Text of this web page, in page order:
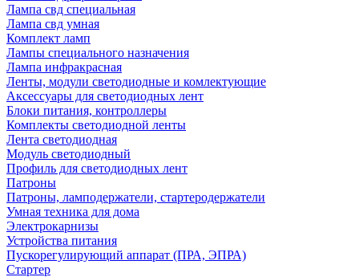
Лампа свд специальная
Лампа свд умная
Комплект ламп
Лампы специального назначения
Лампа инфракрасная
Ленты, модули светодиодные и комлектующие
Аксессуары для светодиодных лент
Блоки питания, контроллеры
Комплекты светодиодной ленты
Лента светодиодная
Модуль светодиодный
Профиль для светодиодных лент
Патроны
Патроны, ламподержатели, стартеродержатели
Умная техника для дома
Электрокарнизы
Устройства питания
Пускорегулирующий аппарат (ПРА, ЭПРА)
Стартер